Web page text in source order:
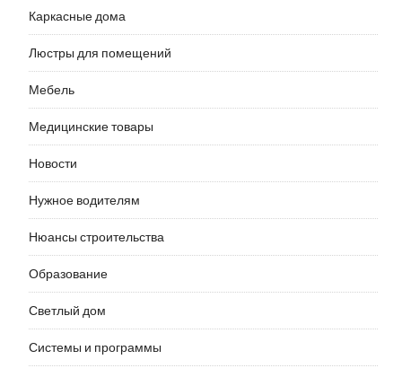
Каркасные дома
Люстры для помещений
Мебель
Медицинские товары
Новости
Нужное водителям
Нюансы строительства
Образование
Светлый дом
Системы и программы